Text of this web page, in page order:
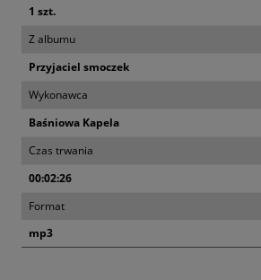
1 szt.
Z albumu
Przyjaciel smoczek
Wykonawca
Baśniowa Kapela
Czas trwania
00:02:26
Format
mp3